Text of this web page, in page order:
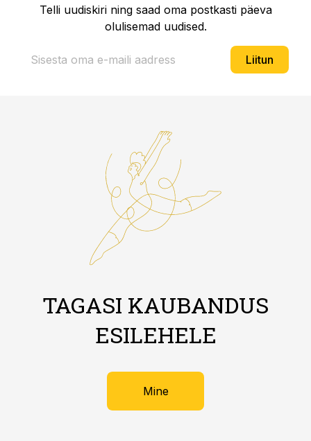
Telli uudiskiri ning saad oma postkasti päeva
olulisemad uudised.
Liitun
TAGASI KAUBANDUS
ESILEHELE
Mine